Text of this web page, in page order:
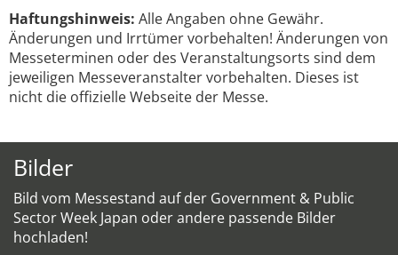
Haftungshinweis: Alle Angaben ohne Gewähr.
Änderungen und Irrtümer vorbehalten! Änderungen von
Messeterminen oder des Veranstaltungsorts sind dem
jeweiligen Messeveranstalter vorbehalten. Dieses ist
nicht die offizielle Webseite der Messe.
Bilder
Bild vom Messestand auf der Government & Public
Sector Week Japan oder andere passende Bilder
hochladen!